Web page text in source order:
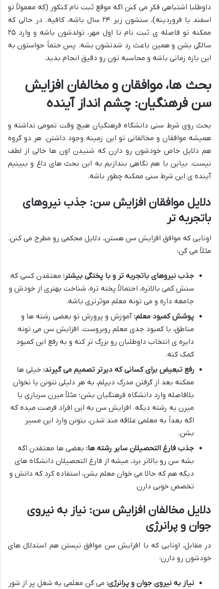
داوطلبا اشتباهی فکر می کنن اگه موقع ثبت نام کنکور (که معمولاً تو
اسفند یا فروردینه)، سنشون زیر ۲۴ سال باشه، کافیه. در حالی که
ممکنه تو فاصله ی ثبت نام تا اول مهر، تولدشون باشه و وارد ۲۵
سالگی بشن و همین باعث رد شدنشون بشه. پس حتماً حواستون به
این بازه زمانی باشه و محاسبه تون رو دقیق انجام بدید.
بحث ها، موافقان و مخالفان افزایش
سن فرهنگیان: چشم انداز آینده
بحث روی شرط سنی دانشگاه فرهنگیان هیچ وقت تمومی نداشته و
همیشه موافقان و مخالفانی تو این زمینه وجود داشتن. هر دو گروه
هم دلایل خاص خودشون رو دارن که شنیدن اون ها خالی از لطف
نیست. بیاین با هم نگاهی بندازیم به این بحث های داغ و ببینیم
آینده ی این شرط سنی ممکنه چطور باشه.
دلایل موافقان افزایش سن: جذب نیروهای
باتجربه تر
اونایی که موافق افزایش سن هستن، دلایل محکمی رو مطرح می کنن.
مثلاً می گن:
جذب نیروهای باتجربه تر و با پختگی بیشتر: معتقدن کسی که
سنش کمی بالاتره، احتمالاً پخته تره، شناخت بهتری از خودش و
جامعه داره و می تونه معلم موثرتری باشه.
پوشش کمبود معلم: آموزش و پرورش تو بعضی رشته ها و
مناطق، با کمبود جدی معلم روبروست. افزایش سن می تونه
دایره ی انتخاب داوطلبان رو بزرگ تر کنه و به رفع این کمبود
کمک کنه.
رفع تبعیض برای کسانی که دیرتر تصمیم می گیرند: خیلی ها
ممکنه بعد از گرفتن مدرک دیپلم، به هر دلیلی نتونن یا نخوان
بلافاصله وارد دانشگاه فرهنگیان بشن؛ مثلاً میرن سربازی یا
میرن یه رشته دیگه. افزایش سن به این افراد فرصت میده که
اگه بعداً به معلمی علاقه مند شدن، بتونن وارد این مسیر
بشن.
جذب فارغ التحصیلان سایر رشته ها: بعضی ها معتقدن اگه
بشه سن رو بالاتر برد، میشه از فارغ التحصیلان دانشگاه های
دیگه هم که حالا می خوان معلم بشن، استفاده کرد که دانش و
تخصص خوبی دارن.
دلایل مخالفان افزایش سن: نیاز به نیروی
جوان و پرانرژی
در مقابل، اونایی که با افزایش سن موافق نیستن هم استدلال های
خودشون رو دارن:
نیاز به نیروی جوان و پرانرژی: می گن معلمی یه شغل پر از شور